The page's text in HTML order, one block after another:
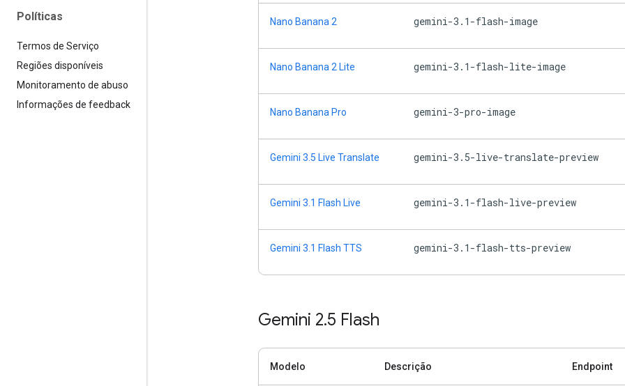
Políticas
Termos de Serviço
Regiões disponíveis
Monitoramento de abuso
Informações de feedback
Nano Banana 2 gemini-3.1-flash-image
Nano Banana 2 Lite gemini-3.1-flash-lite-image
Nano Banana Pro gemini-3-pro-image
Gemini 3.5 Live Translate gemini-3.5-live-translate-preview
Gemini 3.1 Flash Live gemini-3.1-flash-live-preview
Gemini 3.1 Flash TTS gemini-3.1-flash-tts-preview
Gemini 2.5 Flash
Modelo Descrição Endpoint